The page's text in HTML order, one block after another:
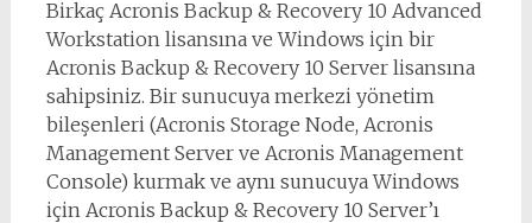
Birkaç Acronis Backup & Recovery 10 Advanced
Workstation lisansına ve Windows için bir
Acronis Backup & Recovery 10 Server lisansına
sahipsiniz. Bir sunucuya merkezi yönetim
bileşenleri (Acronis Storage Node, Acronis
Management Server ve Acronis Management
Console) kurmak ve aynı sunucuya Windows
için Acronis Backup & Recovery 10 Server’ı